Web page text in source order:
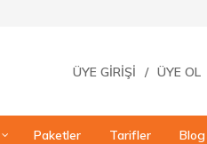
ÜYE GIRIŞI / ÜYE OL
Paketler Tarifler Blog